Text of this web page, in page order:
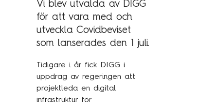
Technology Management
Branschexpertis
Energi
Hälsa & sjukvård
Telekom & media
Schweiz
Singapore
Spanien
Storbritannien
Tyskland
Vi blev utvalda av DIGG
för att vara med och
utveckla Covidbeviset
som lanserades den 1 juli.
Tidigare i år fick DIGG i
uppdrag av regeringen att
projektleda en digital
infrastruktur för